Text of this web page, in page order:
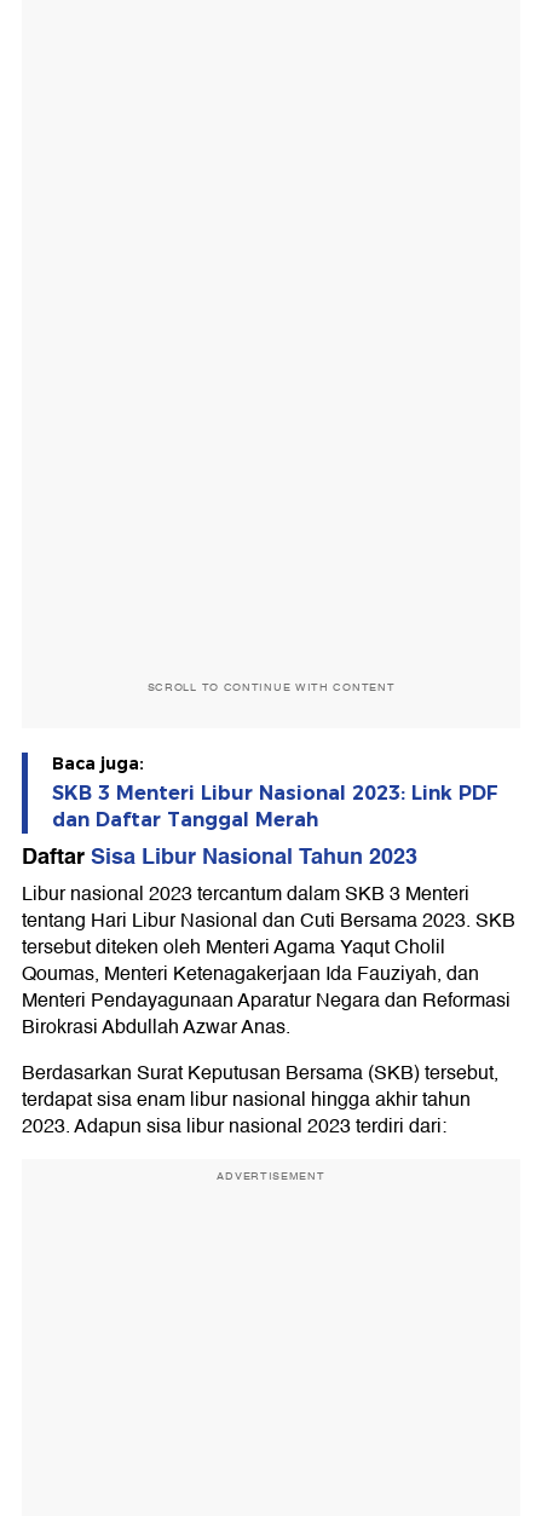
SCROLL TO CONTINUE WITH CONTENT
Baca juga:
SKB 3 Menteri Libur Nasional 2023: Link PDF
dan Daftar Tanggal Merah
DaftarSisa Libur Nasional Tahun 2023
Libur nasional 2023 tercantum dalam SKB 3 Menteri
tentang Hari Libur Nasional dan Cuti Bersama 2023. SKB
tersebut diteken oleh Menteri Agama Yaqut Cholil
Qoumas, Menteri Ketenagakerjaan Ida Fauziyah, dan
Menteri Pendayagunaan Aparatur Negara dan Reformasi
Birokrasi Abdullah Azwar Anas.
Berdasarkan Surat Keputusan Bersama (SKB) tersebut,
terdapat sisa enam libur nasional hingga akhir tahun
2023. Adapun sisa libur nasional 2023 terdiri dari:
ADVERTISEMENT